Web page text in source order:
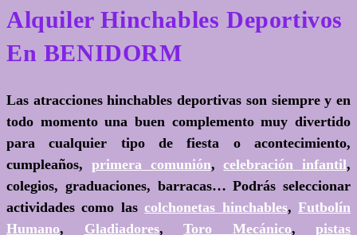
Alquiler Hinchables Deportivos
En BENIDORM
Las atracciones hinchables deportivas son siempre y en
todo momento una buen complemento muy divertido
para cualquier tipo de fiesta o acontecimiento,
cumpleaños, primera comunión,celebración infantil,
colegios, graduaciones, barracas… Podrás seleccionar
actividades como lascolchonetas hinchables,Futbolín
Humano, Gladiadores, Toro Mecánico, pistas